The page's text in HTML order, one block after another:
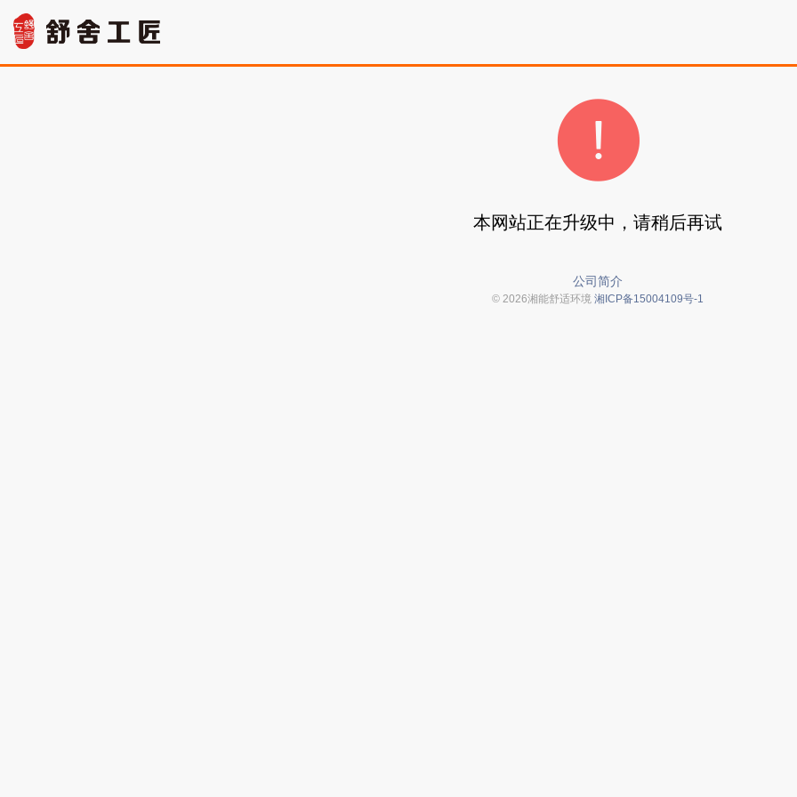
本网站正在升级中，请稍后再试
公司简介
© 2026湘能舒适环境 湘ICP备15004109号-1